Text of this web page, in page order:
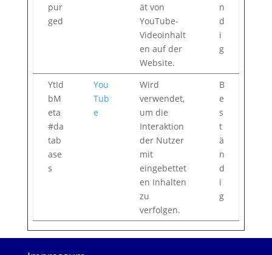
pur
ged
ät von
YouTube-
Videoinhalt
en auf der
Website.
n
d
i
g
YtId
bM
eta
#da
tab
ase
s
You
Tub
e
Wird
verwendet,
um die
Interaktion
der Nutzer
mit
eingebettet
en Inhalten
zu
verfolgen.
B
e
s
t
ä
n
d
i
g